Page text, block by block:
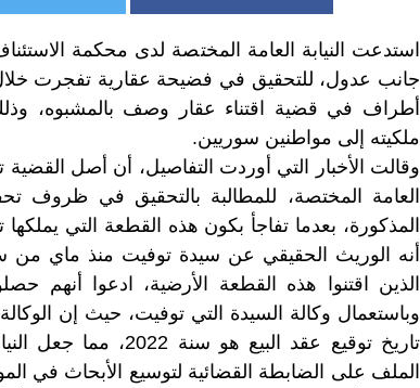
استدعت النيابة العامة المختصة لدى محكمة
جانب عدول، للتحقيق في فضيحة عقارية تفجرت خلال
أطراف في قضية اقتناء عقار وصف بالمشبوه،
ملكيته إلى مواطنين سوريين.
وقالت الأخبار التي أوردت التفاصيل، أن أصل
العامة المختصة، للمطالبة بالتحقيق في ظروف
المذكورة، بعدما تفاجأ بكون هذه القطعة التي
الذين اقتنوا هذه القطعة الأرضية، ادعوا أنهم
تاريخ توقيع عقد البيع
الملف على الضابطة القضائية لتوسيع الأبحاث في